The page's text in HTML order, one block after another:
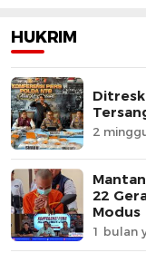
HUKRIM
2
22
Modus
1 bulan